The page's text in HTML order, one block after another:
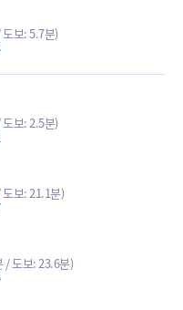
보: 5.7분)
보: 2.5분)
보: 21.1분)
/ 도보: 23.6분)